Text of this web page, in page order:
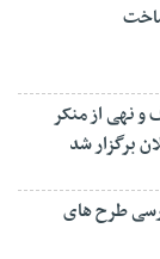
و نهی از منکر
برگزار شد
طرح های